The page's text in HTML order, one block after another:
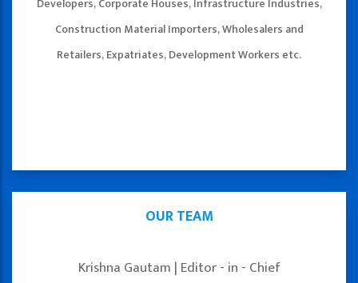
Construction Material Importers, Wholesalers and
Retailers, Expatriates, Development Workers etc.
OUR TEAM
Krishna Gautam | Editor - in - Chief